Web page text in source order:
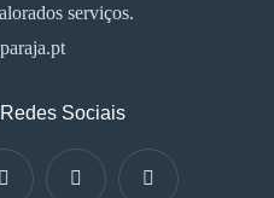
serviços.
Sociais